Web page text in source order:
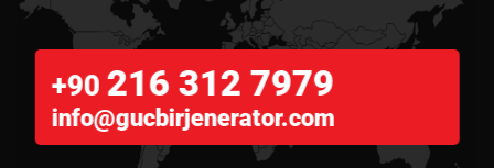
+90 216 312 7979
info@gucbirjenerator.com